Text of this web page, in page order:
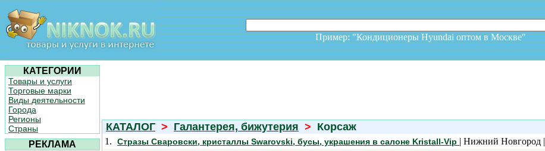
Пример: "Кондиционеры Hyundai оптом в Москве"
КАТЕГОРИИ
Товары и услуги
Торговые марки
Виды деятельности
Города
Регионы
Страны
РЕКЛАМА
КАТАЛОГ > Галантерея, бижутерия > Корсаж
1.
Стразы Сваровски, кристаллы Swarovski, бусы, украшения в салоне Kristall-Vip | Нижний Новгород |